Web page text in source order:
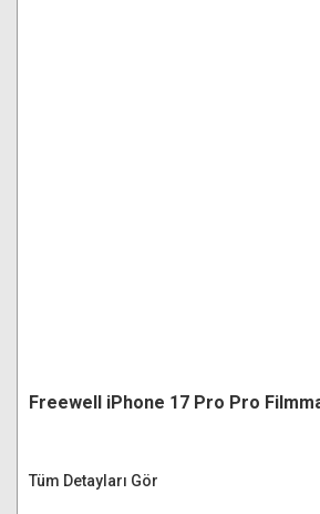
Freewell iPhone 17 Pro Pro
Tüm Detayları Gör